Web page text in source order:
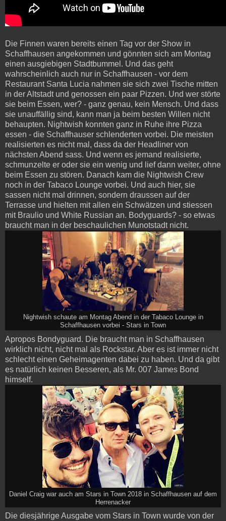
Die Finnen waren bereits einen Tag vor der Show in
Schaffhausen angekommen und gönnten sich am Montag
einen ausgiebigen Stadtbummel. Und das geht
wahrscheinlich auch nur in Schaffhausen - vor dem
Restaurant Santa Lucia nahmen sie sich zwei Tische mitten
in der Altstadt und genossen ein paar Pizzen. Und wer störte
sie beim Essen, wer? - ganz genau, kein Mensch. Und dass
sie unauffällig sind, kann man ja beim besten Willen nicht
behaupten. Nightwish konnten ganz in Ruhe ihre Pizza
essen - die Schaffhauser schlenderten vorbei. Die meisten
realisierten es nicht mal, dass da der Headliner von
nächsten Abend sass. Und wenn es jemand realisierte,
schmunzelte er oder sie ein wenig und lief dann weiter, ohne
beim Essen zu stören. Danach kam die Nightwish Crew
noch in der Tabaco Lounge vorbei. Und auch hier, sie
sassen nicht mal drinnen, sondern draussen auf der
Terrasse und hielten mit allen ein Schwätzen und stiessen
mit Braulio und White Russian an. Bodyguards? - so etwas
braucht man in der beschaulichen Munotstadt nicht.
Nightwish schaute am Montag Abend in der Tabaco Lounge in
Schaffhausen vorbei - Stars in Town
Ap­ro­pos Bondyguard. Die braucht man in Schaffhausen
wirklich nicht, nicht mal als Rockstar. Aber es ist immer nicht
schlecht einen Geheimagenten dabei zu haben. Und da gibt
es natürlich keinen Besseren, als Mr. 007 James Bond
himself.
Daniel Craig war auch am Stars in Town 2018 in Schaffhausen auf dem
Herrenacker
Die diesjährige Ausgabe vom Stars in Town wurde von der